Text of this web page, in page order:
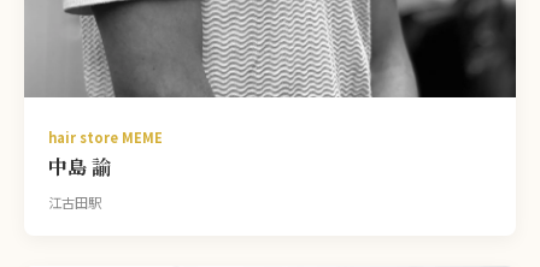
hair store MEME
中島 諭
江古田駅